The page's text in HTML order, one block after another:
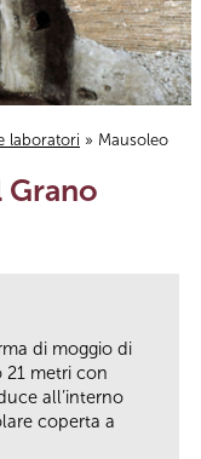
laboratori » Mausoleo
Grano
di moggio di
metri con
all’interno
coperta a